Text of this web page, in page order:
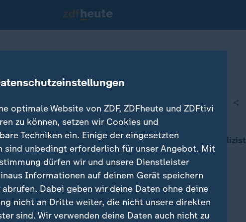
verboten
Nancy Faeser hat das rechtsextremistische Magazin
und Chefredakteur ist der rechtsextreme Publizist
optimale Website von ZDF, ZDFheute und ZDFtivi
zu können, setzen wir Cookies und
Techniken ein. Einige der eingesetzten
sind unbedingt erforderlich für unser Angebot. Mit
dürfen wir und unsere Dienstleister
Informationen auf deinem Gerät speichern
Dabei geben wir deine Daten ohne deine
nicht an Dritte weiter, die nicht unsere direkten
sind. Wir verwenden deine Daten auch nicht zu